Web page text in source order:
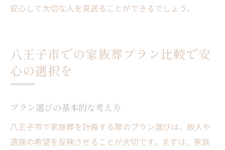
安心して大切な人を見送ることができるでしょう。
八王子市での家族葬プラン比較で安
心の選択を
プラン選びの基本的な考え方
八王子市で家族葬を計画する際のプラン選びは、故人や
遺族の希望を反映させることが大切です。まずは、家族